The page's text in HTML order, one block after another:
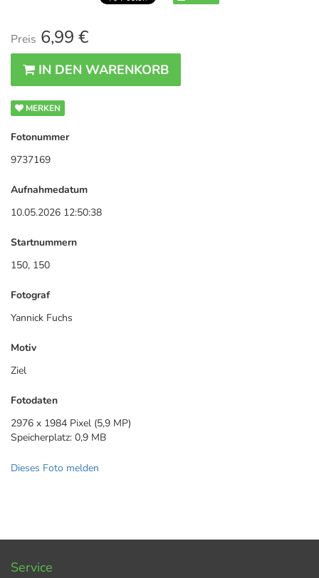
Preis 6,99 €
IN DEN WARENKORB
MERKEN
Fotonummer
9737169
Aufnahmedatum
10.05.2026 12:50:38
Startnummern
150, 150
Fotograf
Yannick Fuchs
Motiv
Ziel
Fotodaten
2976 x 1984 Pixel (5,9 MP)
Speicherplatz: 0,9 MB
Dieses Foto melden
Service